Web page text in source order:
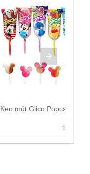
Kẹo mút Glico Popcan
13,000.00